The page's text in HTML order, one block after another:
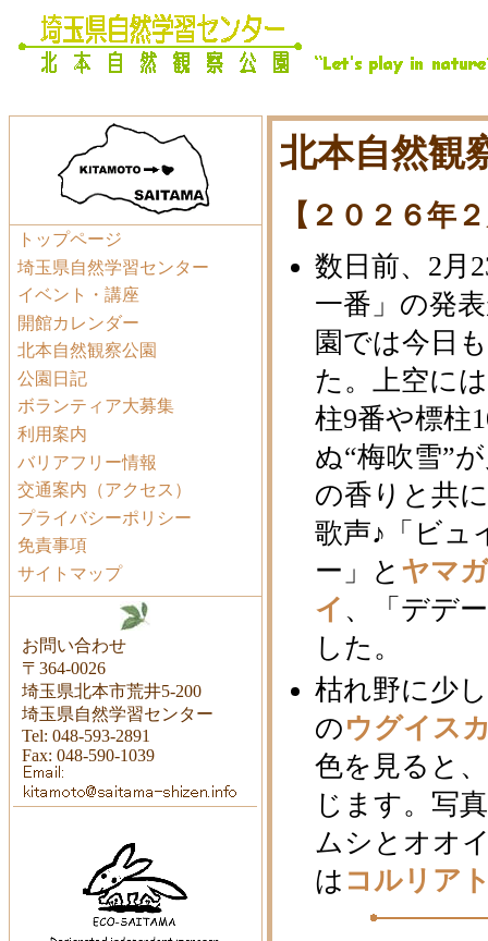
トップページ
埼玉県自然学習センター
イベント・講座
開館カレンダー
北本自然観察公園
公園日記
ボランティア大募集
利用案内
バリアフリー情報
交通案内（アクセス）
プライバシーポリシー
免責事項
サイトマップ
お問い合わせ
〒364-0026
埼玉県北本市荒井5-200
埼玉県自然学習センター
Tel: 048-593-2891
Fax: 048-590-1039
北本自然観
【２０２６年
数日前、2月
一番」の発
園では今日
た。上空に
柱9番や標柱
ぬ“梅吹雪”
の香りと共
歌声♪「ビュ
ー」と ヤマ
イ 、「デデ
した。
枯れ野に少
のウグイス
色を見ると
じます。写
ムシとオオ
は コルリア